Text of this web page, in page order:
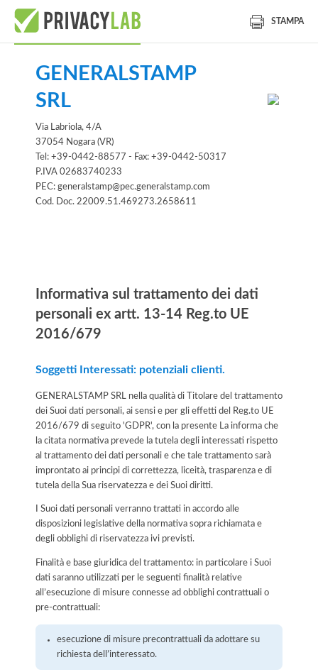
STAMPA
GENERALSTAMP
SRL
Via Labriola, 4/A
37054 Nogara (VR)
Tel: +39-0442-88577 - Fax: +39-0442-50317
P.IVA 02683740233
PEC: generalstamp@pec.generalstamp.com
Cod. Doc. 22009.51.469273.2658611
Informativa sul trattamento dei dati
personali ex artt. 13-14 Reg.to UE
2016/679
Soggetti Interessati: potenziali clienti.
GENERALSTAMP SRL nella qualità di Titolare del trattamento
dei Suoi dati personali, ai sensi e per gli effetti del Reg.to UE
2016/679 di seguito 'GDPR', con la presente La informa che
la citata normativa prevede la tutela degli interessati rispetto
al trattamento dei dati personali e che tale trattamento sarà
improntato ai principi di correttezza, liceità, trasparenza e di
tutela della Sua riservatezza e dei Suoi diritti.
I Suoi dati personali verranno trattati in accordo alle
disposizioni legislative della normativa sopra richiamata e
degli obblighi di riservatezza ivi previsti.
Finalità e base giuridica del trattamento: in particolare i Suoi
dati saranno utilizzati per le seguenti finalità relative
all’esecuzione di misure connesse ad obblighi contrattuali o
pre-contrattuali:
esecuzione di misure precontrattuali da adottare su
richiesta dell’interessato.